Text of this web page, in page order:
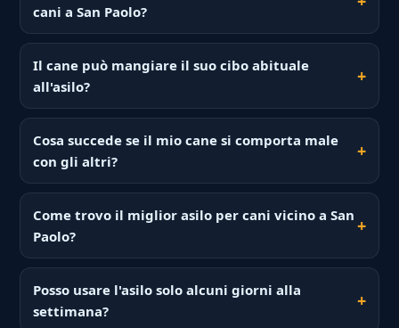
cani a San Paolo?
Il cane può mangiare il suo cibo abituale
all'asilo?
Cosa succede se il mio cane si comporta male
con gli altri?
Come trovo il miglior asilo per cani vicino a San
Paolo?
Posso usare l'asilo solo alcuni giorni alla
settimana?